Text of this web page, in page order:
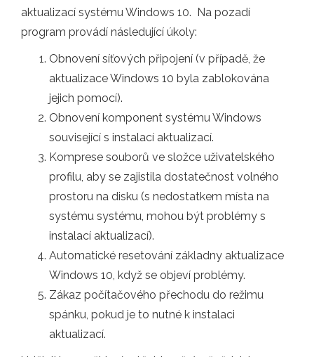
aktualizací systému Windows 10. Na pozadí
program provádí následující úkoly:
Obnovení síťových připojení (v případě, že
aktualizace Windows 10 byla zablokována
jejich pomocí).
Obnovení komponent systému Windows
související s instalací aktualizací.
Komprese souborů ve složce uživatelského
profilu, aby se zajistila dostatečnost volného
prostoru na disku (s nedostatkem místa na
systému systému, mohou být problémy s
instalací aktualizací).
Automatické resetování základny aktualizace
Windows 10, když se objeví problémy.
Zákaz počítačového přechodu do režimu
spánku, pokud je to nutné k instalaci
aktualizací.